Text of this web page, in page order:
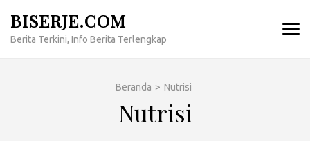
konten
BISERJE.COM
Berita Terkini, Info Berita Terlengkap
Beranda > Nutrisi
Nutrisi